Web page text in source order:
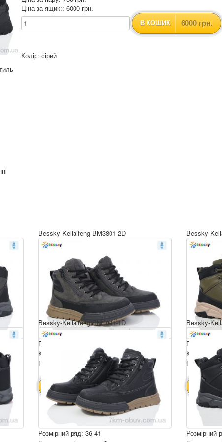
Ціна за ящик:: 6000 грн.
В КОШИК 6000 грн.
Колір: сірий
Bessky-Kellaifeng BM3801-2D
Розмірний ряд: 36-41
Комплектація ящика: 8
Ціна за пару: 750 грн.
В КОШИК 6000 грн.
Bessky-
Розмірний
Ціна за
В КОШИК
Bessky-Kellaifeng BM3801-1D
Розмірний ряд: 36-41
Bessky-
Розмірний